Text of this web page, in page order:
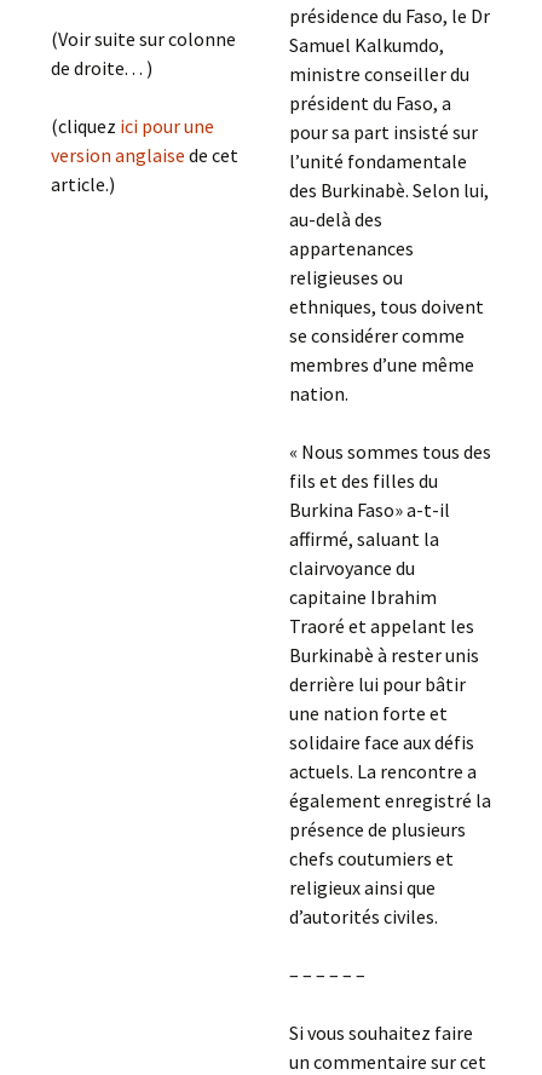
(Voir suite sur colonne
de droite. . . )
(cliquez ici pour une
version anglaise de cet
article.)
présidence du Faso, le Dr
Samuel Kalkumdo,
ministre conseiller du
président du Faso, a
pour sa part insisté sur
l’unité fondamentale
des Burkinabè. Selon lui,
au-delà des
appartenances
religieuses ou
ethniques, tous doivent
se considérer comme
membres d’une même
nation.
« Nous sommes tous des
fils et des filles du
Burkina Faso» a-t-il
affirmé, saluant la
clairvoyance du
capitaine Ibrahim
Traoré et appelant les
Burkinabè à rester unis
derrière lui pour bâtir
une nation forte et
solidaire face aux défis
actuels. La rencontre a
également enregistré la
présence de plusieurs
chefs coutumiers et
religieux ainsi que
d’autorités civiles.
– – – – – –
Si vous souhaitez faire
un commentaire sur cet